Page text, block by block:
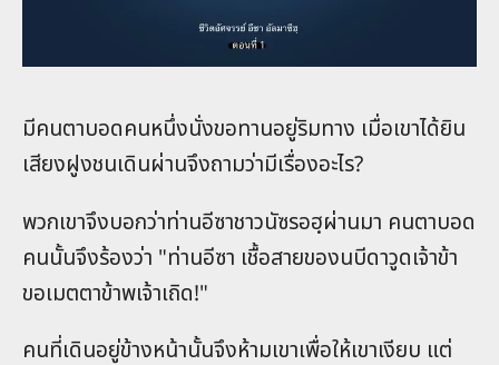
มีคนตาบอดคนหนึ่งนั่งขอทานอยู่ริมทาง เมื่อเขาได้ยิน
เสียงฝูงชนเดินผ่านจึงถามว่ามีเรื่องอะไร?
พวกเขาจึงบอกว่าท่านอีซาชาวนัซรอฮฺผ่านมา คนตาบอด
คนนั้นจึงร้องว่า "ท่านอีซา เชื้อสายของนบีดาวูดเจ้าข้า
ขอเมตตาข้าพเจ้าเถิด!"
คนที่เดินอยู่ข้างหน้านั้นจึงห้ามเขาเพื่อให้เขาเงียบ แต่